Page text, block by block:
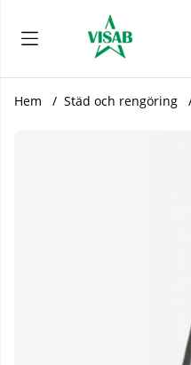
Hem Städ och rengöring